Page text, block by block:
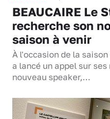
BEAUCAIRE Le
recherche son
saison à venir
À l'occasion de la
a lancé un appel sur
nouveau speaker,…